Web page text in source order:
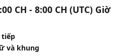
CH - 8:00 CH (UTC) Giờ
và khung